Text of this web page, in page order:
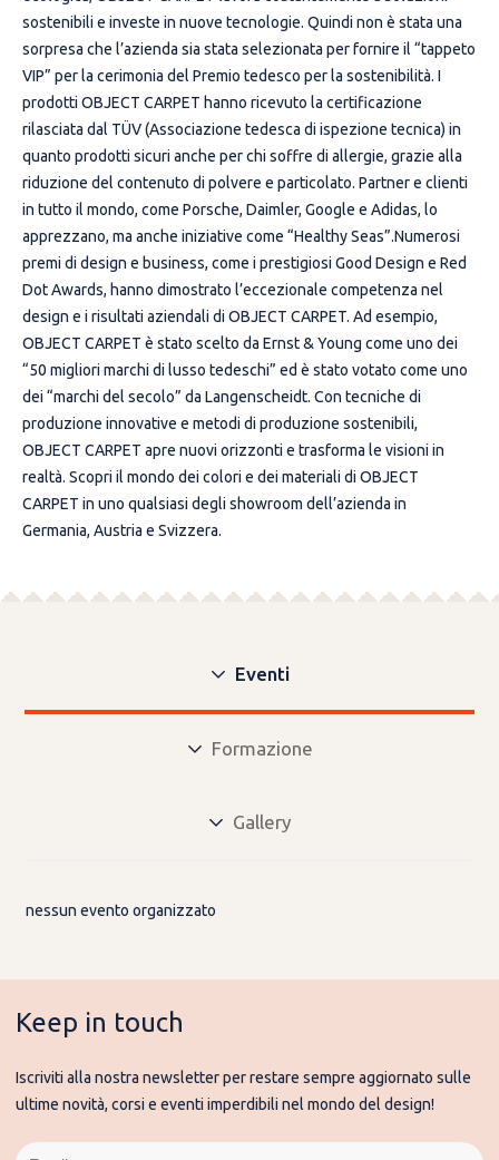
sostenibili e investe in nuove tecnologie. Quindi non è stata una
sorpresa che l’azienda sia stata selezionata per fornire il “tappeto
VIP” per la cerimonia del Premio tedesco per la sostenibilità. I
prodotti OBJECT CARPET hanno ricevuto la certificazione
rilasciata dal TÜV (Associazione tedesca di ispezione tecnica) in
quanto prodotti sicuri anche per chi soffre di allergie, grazie alla
riduzione del contenuto di polvere e particolato. Partner e clienti
in tutto il mondo, come Porsche, Daimler, Google e Adidas, lo
apprezzano, ma anche iniziative come “Healthy Seas”.Numerosi
premi di design e business, come i prestigiosi Good Design e Red
Dot Awards, hanno dimostrato l’eccezionale competenza nel
design e i risultati aziendali di OBJECT CARPET. Ad esempio,
OBJECT CARPET è stato scelto da Ernst & Young come uno dei
“50 migliori marchi di lusso tedeschi” ed è stato votato come uno
dei “marchi del secolo” da Langenscheidt. Con tecniche di
produzione innovative e metodi di produzione sostenibili,
OBJECT CARPET apre nuovi orizzonti e trasforma le visioni in
realtà. Scopri il mondo dei colori e dei materiali di OBJECT
CARPET in uno qualsiasi degli showroom dell’azienda in
Germania, Austria e Svizzera.
Eventi
Formazione
Gallery
nessun evento organizzato
Keep in touch
Iscriviti alla nostra newsletter per restare sempre aggiornato sulle
ultime novità, corsi e eventi imperdibili nel mondo del design!